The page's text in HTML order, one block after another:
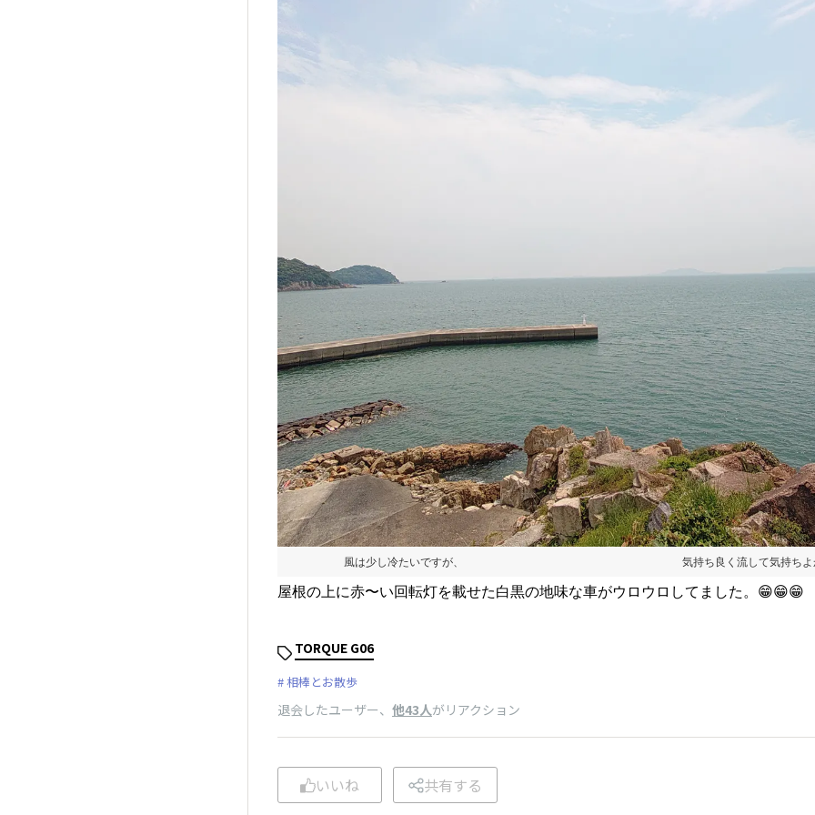
風は少し冷たいですが、 気持ち良く流して気持ちよか
屋根の上に赤〜い回転灯を載せた白黒の地味な車がウロウロしてました。😁😁😁
TORQUE G06
相棒とお散歩
退会したユーザー、 他43人がリアクション
いいね 共有する